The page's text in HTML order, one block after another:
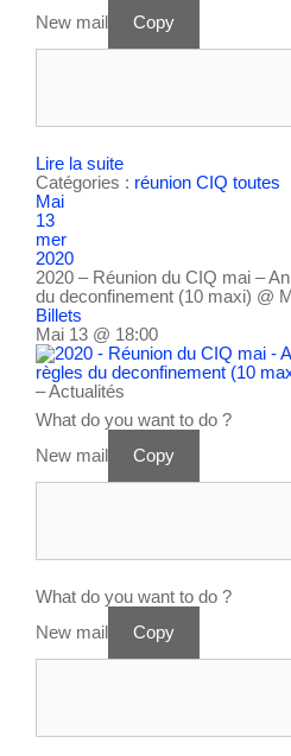
New mail
Copy
Lire la suite
Catégories : réunion CIQ toutes
Mai
13
mer
2020
2020 – Réunion du CIQ mai –
du deconfinement (10 maxi) @
Billets
Mai 13 @ 18:00
– Actualités
What do you want to do ?
New mail
Copy
What do you want to do ?
New mail
Copy